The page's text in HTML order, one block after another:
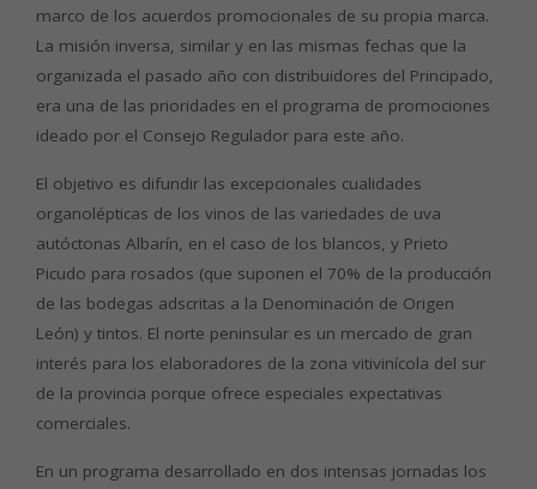
marco de los acuerdos promocionales de su propia marca.
La misión inversa, similar y en las mismas fechas que la
organizada el pasado año con distribuidores del Principado,
era una de las prioridades en el programa de promociones
ideado por el Consejo Regulador para este año.
El objetivo es difundir las excepcionales cualidades
organolépticas de los vinos de las variedades de uva
autóctonas Albarín, en el caso de los blancos, y Prieto
Picudo para rosados (que suponen el 70% de la producción
de las bodegas adscritas a la Denominación de Origen
León) y tintos. El norte peninsular es un mercado de gran
interés para los elaboradores de la zona vitivinícola del sur
de la provincia porque ofrece especiales expectativas
comerciales.
En un programa desarrollado en dos intensas jornadas los